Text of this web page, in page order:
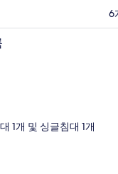
6
의 인테리어, 각각 다르게
샤워기/욕
1개 및 싱글침대 1개